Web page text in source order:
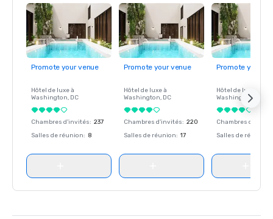
Promote your venue
Hôtel de luxe à
Washington, DC
Chambres d'invités: 237
Salles de réunion: 8
Promote your venue
Hôtel de luxe à
Washington, DC
Chambres d'invités: 220
Salles de réunion: 17
Promote your
Hôtel de luxe à
Washington
Chambres
Salles de réunion